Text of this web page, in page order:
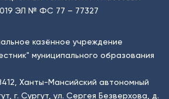
ЭЛ № ФС 77 – 77327
казённое учреждение
муниципального образования
Ханты-Мансийский автономный
г. Сургут, ул. Сергея Безверхова, д.